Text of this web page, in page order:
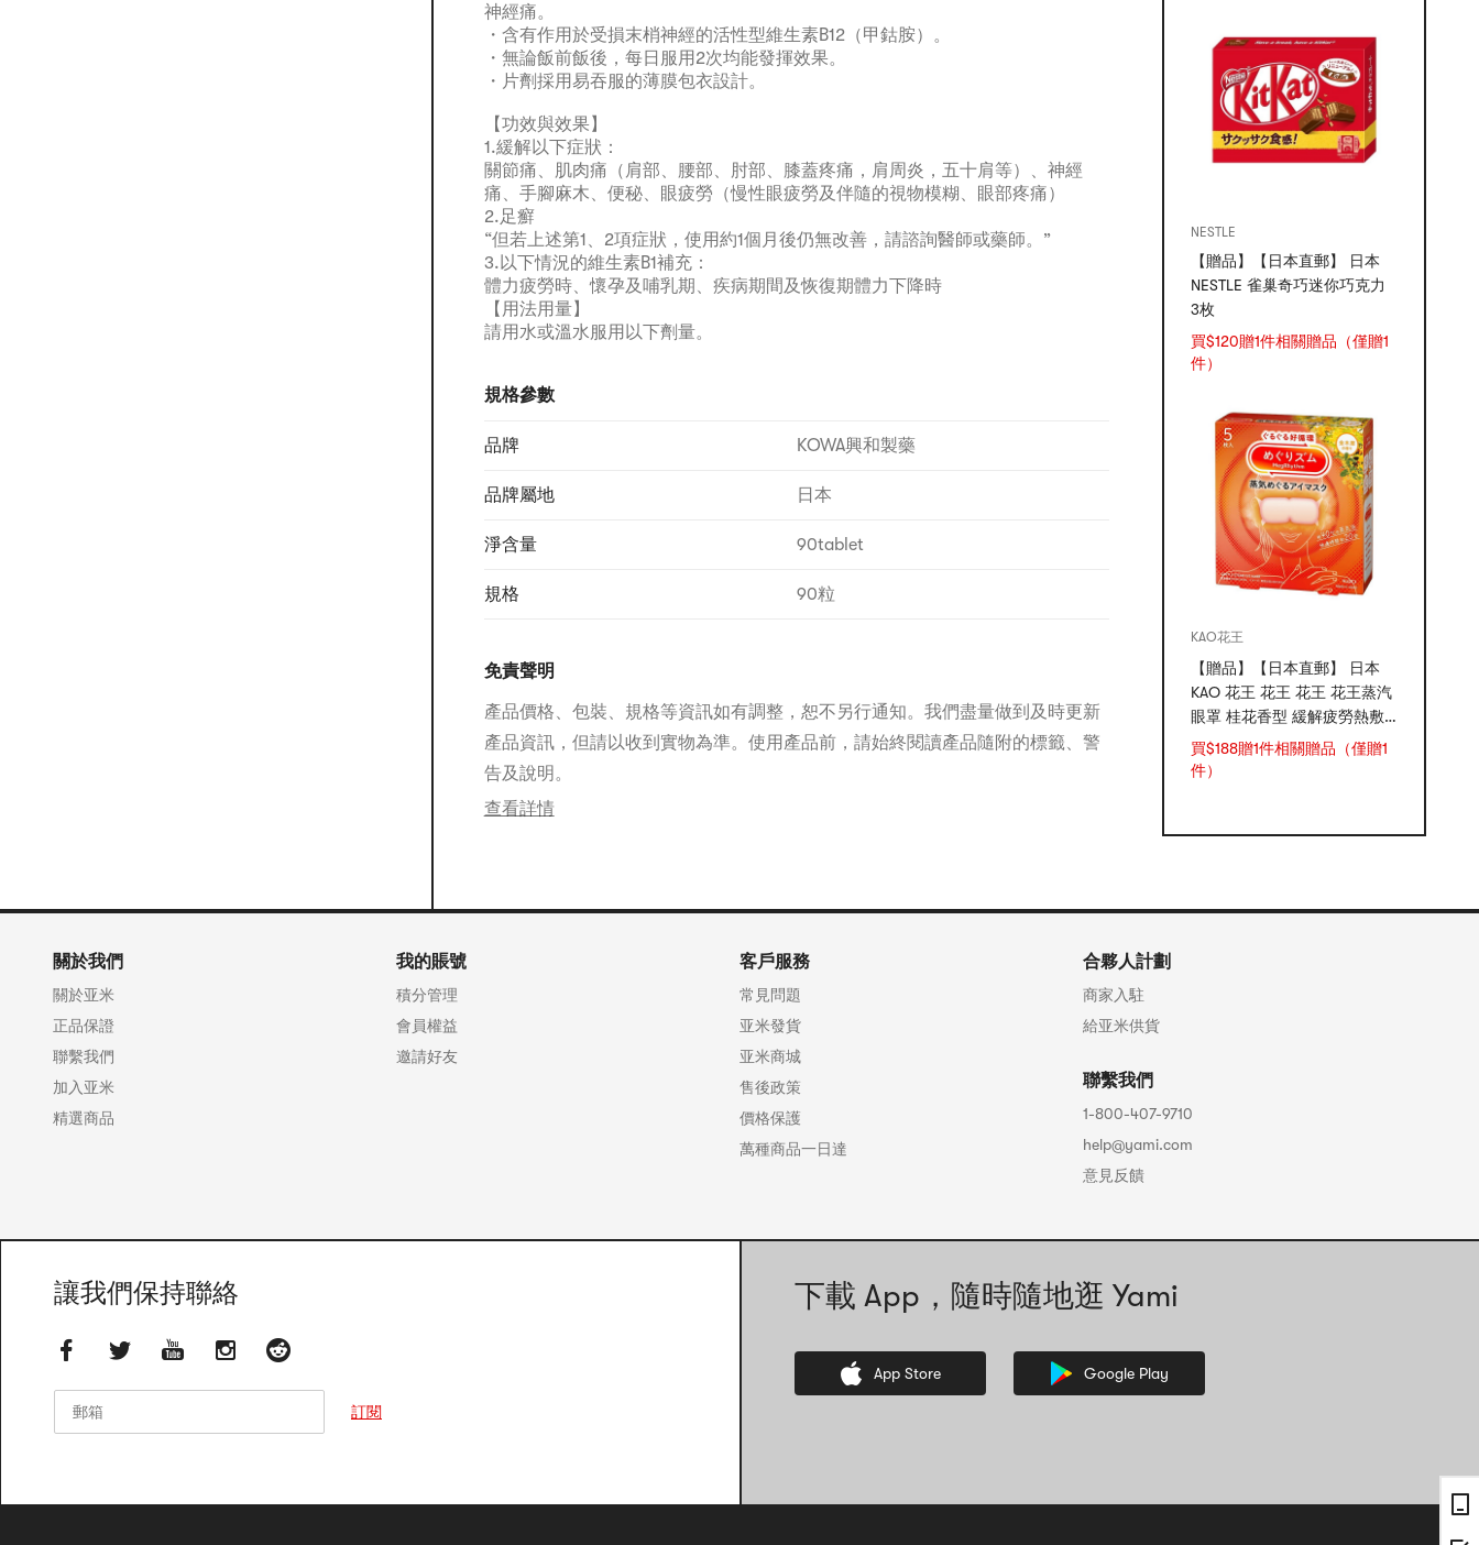
神經痛。
・含有作用於受損末梢神經的活性型維生素B12（甲鈷胺）。
・無論飯前飯後，每日服用2次均能發揮效果。
・片劑採用易吞服的薄膜包衣設計。
【功效與效果】
1.緩解以下症狀：
關節痛、肌肉痛（肩部、腰部、肘部、膝蓋疼痛，肩周炎，五十肩等）、神經
痛、手腳麻木、便秘、眼疲勞（慢性眼疲勞及伴隨的視物模糊、眼部疼痛）
2.足癬
“但若上述第1、2項症狀，使用約1個月後仍無改善，請諮詢醫師或藥師。”
3.以下情況的維生素B1補充：
體力疲勞時、懷孕及哺乳期、疾病期間及恢復期體力下降時
【用法用量】
請用水或溫水服用以下劑量。
15歲以下兒童：禁止服用
請嚴格遵守用法用量。
【成分】
（6片中）
防己乾燥萃取物：240.0mg（以防己計3000mg）：取自大葛藤的莖及根莖，具
苯硫胺（維生素B1）：13.83mg（以鹽酸硫胺氯化物計10.0mg）：易被人體吸收
甲鈷胺（維生素B12）：60.0μg：作用於受損的末梢神經。
γ-谷甾醇：10.0mg：調節神經，緩解關節痛。
[添加剂]羟丙基纤维素、纤维素、交联羧甲基纤维素钠、硬脂酸镁、聚乙烯醇-丙
烯酸-甲基丙烯酸甲酯共聚物、羟丙基甲基纤维素、二氧化钛、巴西棕榈蜡
【注意事項】
2.服用後若出現以下症狀，可能為副作用，應立即停止服用，並攜帶本說明書諮
3.服用後可能出現以下症狀，若症狀持續或加重，請停止服用，並攜帶本說明書
2.請放置於兒童觸及不到的地方。
4.片劑若沾水可能引起成分變化，請勿滴水或用濕手觸碰。如片劑不慎弄濕，請
6.若容器盖未盖緊，可能因濕氣影響品質，請每次服用後蓋緊蓋子。
7.請於外包裝及標籤上的「開封日期」欄填寫開蓋日期。
規格參數
品牌 KOWA興和製藥
品牌屬地 日本
淨含量 90tablet
規格 90粒
免責聲明
產品價格、包裝、規格等資訊如有調整，恕不另行通知。我們盡量做到及時更新
產品資訊，但請以收到實物為準。使用產品前，請始終閱讀產品隨附的標籤、警
告及說明。
查看詳情
NESTLE
【贈品】【日本直郵】 日本
NESTLE 雀巢奇巧迷你巧克力
3枚
買$120贈1件相關贈品（僅贈1
件）
KAO花王
【贈品】【日本直郵】 日本
KAO 花王 花王 花王 花王蒸汽
眼罩 桂花香型 緩解疲勞熱敷
睡眠眼貼(5片裝)
買$188贈1件相關贈品（僅贈1
件）
關於我們
關於亚米
正品保證
聯繫我們
加入亚米
精選商品
我的賬號
積分管理
會員權益
邀請好友
客戶服務
常見問題
亚米發貨
亚米商城
售後政策
價格保護
萬種商品一日達
合夥人計劃
商家入駐
給亚米供貨
聯繫我們
1-800-407-9710
help@yami.com
意見反饋
讓我們保持聯絡
訂閱
下載 App，隨時隨地逛 Yami
App Store Google Play